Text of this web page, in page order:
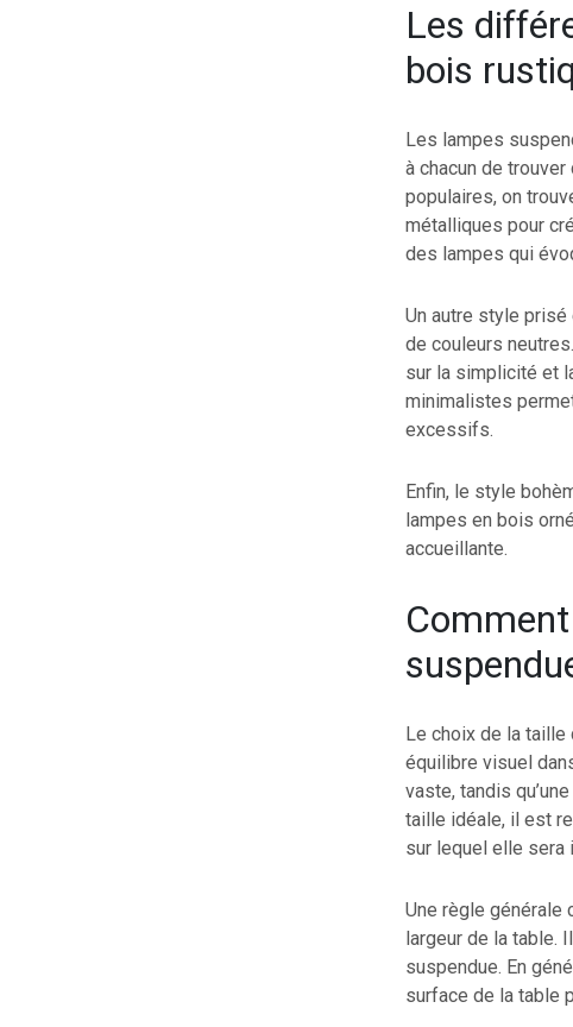
Les
bois
Les lampes
à chacun de
populaires, on
métalliques pour
des lampes qui
Un autre style
de couleurs
sur la simplicité et
minimalistes
excessifs.
Enfin, le style
lampes en bois
accueillante.
Le choix de la taille
équilibre visuel
vaste, tandis
taille idéale, il est
sur lequel elle sera
Une règle générale
largeur de la table.
suspendue. En
surface de la table